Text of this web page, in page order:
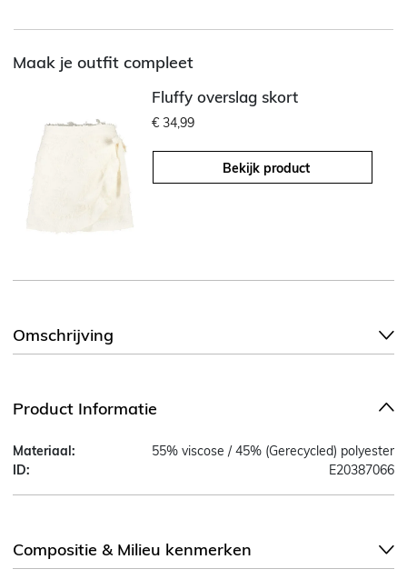
Maak je outfit compleet
Fluffy overslag skort
€ 34,99
Bekijk product
Omschrijving
Product Informatie
Materiaal:
55% viscose / 45% (Gerecycled) polyester
ID:
E20387066
Compositie & Milieu kenmerken